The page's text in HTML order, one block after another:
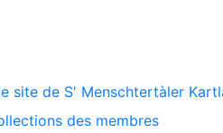
des membres